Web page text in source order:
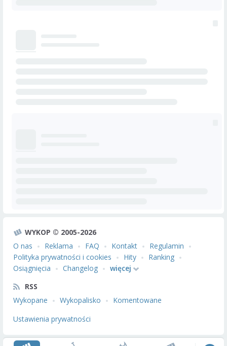
WYKOP © 2005-2026
O nas
Reklama FAQ Kontakt
Regulamin
Polityka prywatności i cookies
Hity
Ranking
Osiągnięcia
Changelog
więcej
RSS
Wykopane
Wykopalisko
Komentowane
Ustawienia prywatności